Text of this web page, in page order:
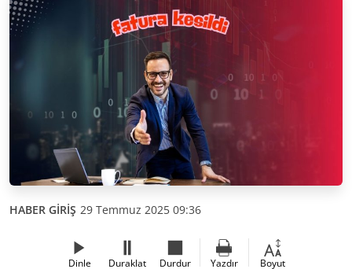
HABER GİRİŞ 29 Temmuz 2025 09:36
Dinle Duraklat Durdur Yazdır Boyut